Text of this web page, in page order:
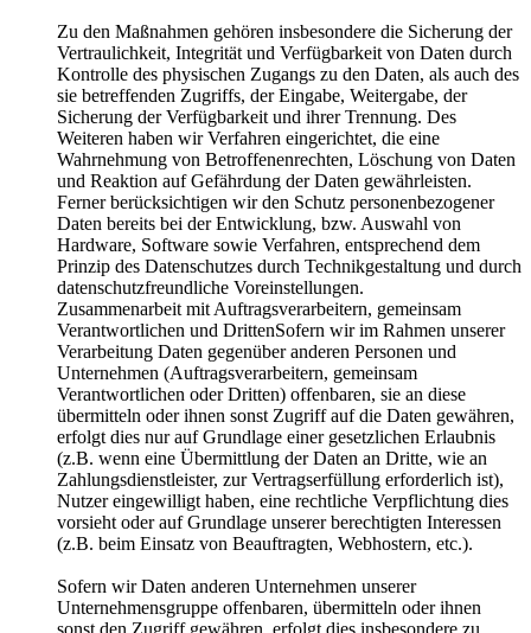
Zu den Maßnahmen gehören insbesondere die Sicherung der
Vertraulichkeit, Integrität und Verfügbarkeit von Daten durch
Kontrolle des physischen Zugangs zu den Daten, als auch des
sie betreffenden Zugriffs, der Eingabe, Weitergabe, der
Sicherung der Verfügbarkeit und ihrer Trennung. Des
Weiteren haben wir Verfahren eingerichtet, die eine
Wahrnehmung von Betroffenenrechten, Löschung von Daten
und Reaktion auf Gefährdung der Daten gewährleisten.
Ferner berücksichtigen wir den Schutz personenbezogener
Daten bereits bei der Entwicklung, bzw. Auswahl von
Hardware, Software sowie Verfahren, entsprechend dem
Prinzip des Datenschutzes durch Technikgestaltung und durch
datenschutzfreundliche Voreinstellungen.
Zusammenarbeit mit Auftragsverarbeitern, gemeinsam
Verantwortlichen und DrittenSofern wir im Rahmen unserer
Verarbeitung Daten gegenüber anderen Personen und
Unternehmen (Auftragsverarbeitern, gemeinsam
Verantwortlichen oder Dritten) offenbaren, sie an diese
übermitteln oder ihnen sonst Zugriff auf die Daten gewähren,
erfolgt dies nur auf Grundlage einer gesetzlichen Erlaubnis
(z.B. wenn eine Übermittlung der Daten an Dritte, wie an
Zahlungsdienstleister, zur Vertragserfüllung erforderlich ist),
Nutzer eingewilligt haben, eine rechtliche Verpflichtung dies
vorsieht oder auf Grundlage unserer berechtigten Interessen
(z.B. beim Einsatz von Beauftragten, Webhostern, etc.).
Sofern wir Daten anderen Unternehmen unserer
Unternehmensgruppe offenbaren, übermitteln oder ihnen
sonst den Zugriff gewähren, erfolgt dies insbesondere zu